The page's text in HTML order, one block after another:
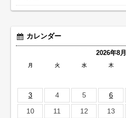
カレンダー
2026年8月
月 火 水 木
3
4 5 6
10
11 12 13